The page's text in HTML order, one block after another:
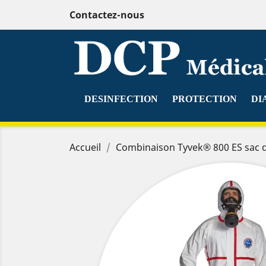
Contactez-nous
DESINFECTION PROTECTION
Accueil Combinaison Tyvek® 800 ES sac